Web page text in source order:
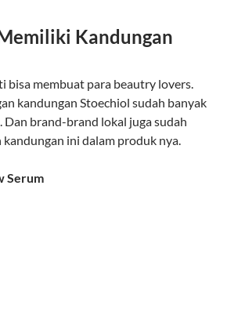
Kandungan
bisa membuat para beautry lovers.
kandungan Stoechiol sudah banyak
Dan brand-brand lokal juga sudah
kandungan ini dalam produk nya.
Serum